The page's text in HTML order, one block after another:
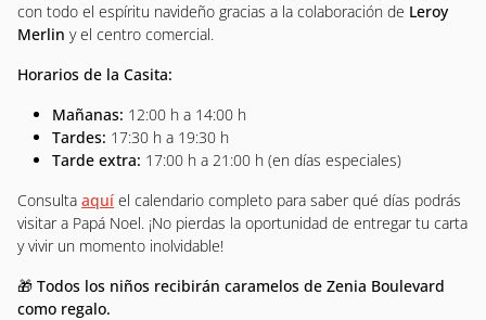
con todo el espíritu navideño gracias a la colaboración de Leroy
Merlin y el centro comercial.
Horarios de la Casita:
Mañanas: 12:00 h a 14:00 h
Tardes: 17:30 h a 19:30 h
Tarde extra: 17:00 h a 21:00 h (en días especiales)
Consulta aquí el calendario completo para saber qué días podrás
visitar a Papá Noel. ¡No pierdas la oportunidad de entregar tu carta
y vivir un momento inolvidable!
🎁 Todos los niños recibirán caramelos de Zenia Boulevard
como regalo.